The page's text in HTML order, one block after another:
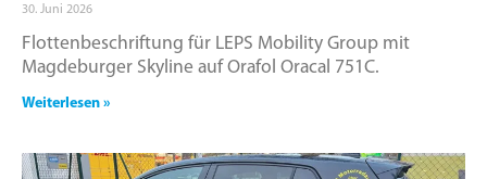
30. Juni 2026
Flottenbeschriftung für LEPS Mobility Group mit
Magdeburger Skyline auf Orafol Oracal 751C.
Weiterlesen »